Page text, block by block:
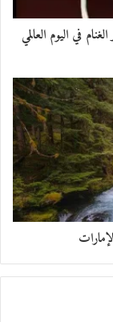
في اليوم العالمي